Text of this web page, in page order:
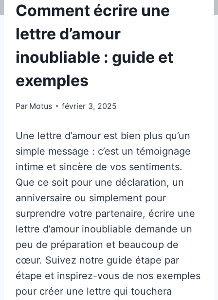
Comment écrire une
lettre d’amour
inoubliable : guide et
exemples
Par Motus février 3, 2025
Une lettre d’amour est bien plus qu’un
simple message : c’est un témoignage
intime et sincère de vos sentiments.
Que ce soit pour une déclaration, un
anniversaire ou simplement pour
surprendre votre partenaire, écrire une
lettre d’amour inoubliable demande un
peu de préparation et beaucoup de
cœur. Suivez notre guide étape par
étape et inspirez-vous de nos exemples
pour créer une lettre qui touchera